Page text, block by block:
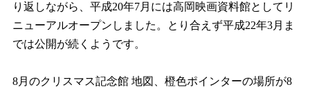
り返しながら、平成20年7月には高岡映画資料館としてリ
ニューアルオープンしました。とり合えず平成22年3月ま
では公開が続くようです。
8月のクリスマス記念館 地図、橙色ポインターの場所が8